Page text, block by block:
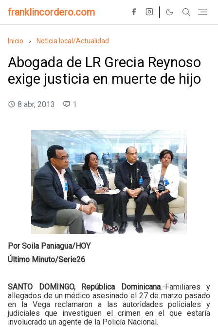
franklincordero.com
Inicio Noticia local/Actualidad
Abogada de LR Grecia Reynoso
exige justicia en muerte de hijo
8 abr, 2013 1
Por Soila Paniagua/HOY
Último Minuto/Serie26
SANTO DOMINGO, República Dominicana.-Familiares y
allegados de un médico asesinado el 27 de marzo pasado
en la Vega reclamaron a las autoridades policiales y
judiciales que investiguen el crimen en el que estaría
involucrado un agente de la Policía Nacional.